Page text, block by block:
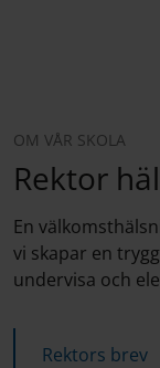
OM VÅR SKOLA
Rektor
En
vi skapar en
undervisa och
Rektors brev